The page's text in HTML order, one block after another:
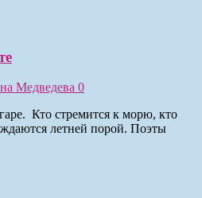
Медведева 0
Кто стремится к морю, кто
летней порой. Поэты